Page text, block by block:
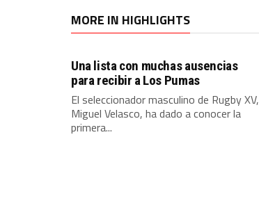
MORE IN HIGHLIGHTS
Una lista con muchas ausencias
para recibir a Los Pumas
El seleccionador masculino de Rugby XV,
Miguel Velasco, ha dado a conocer la
primera...